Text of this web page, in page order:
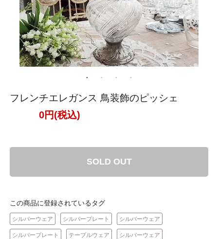
フレンチエレガンス 鳥装飾のピッシェ
0円(税込)
SOLD OUT
この商品に登録されているタグ
シルバーウェア シルバープレート シルバーウェア
シルバープレート テーブルウェア シルバーウェア